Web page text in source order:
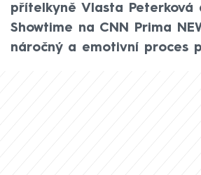
přítelkyně Vlasta Peterková
Showtime na CNN Prima
náročný a emotivní proces